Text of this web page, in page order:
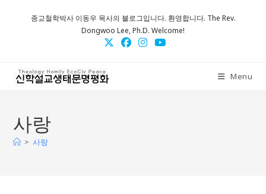
종교철학박사 이동우 목사의 블로그입니다. 환영합니다. The Rev.
Dongwoo Lee, Ph.D. Welcome!
Menu
사랑
> 사랑